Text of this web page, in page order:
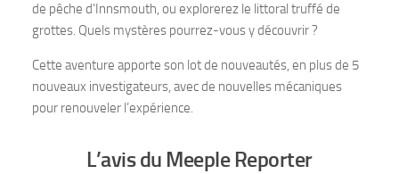
de pêche d’Innsmouth, ou explorerez le littoral truffé de
grottes. Quels mystères pourrez-vous y découvrir ?
Cette aventure apporte son lot de nouveautés, en plus de 5
nouveaux investigateurs, avec de nouvelles mécaniques
pour renouveler l’expérience.
L’avis du Meeple Reporter